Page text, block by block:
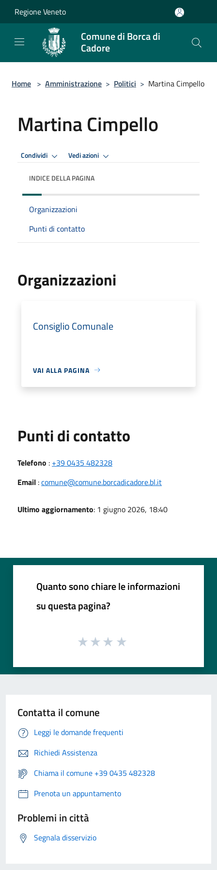
Regione Veneto
Comune di Borca di
Cadore
Home > Amministrazione > Politici > Martina Cimpello
Martina Cimpello
Condividi Vedi azioni
INDICE DELLA PAGINA
Organizzazioni
Punti di contatto
Organizzazioni
Consiglio Comunale
VAI ALLA PAGINA
Punti di contatto
Telefono : +39 0435 482328
Email :comune@comune.borcadicadore.bl.it
Ultimo aggiornamento: 1 giugno 2026, 18:40
Quanto sono chiare le informazioni
su questa pagina?
Contatta il comune
Leggi le domande frequenti
Richiedi Assistenza
Chiama il comune +39 0435 482328
Prenota un appuntamento
Problemi in città
Segnala disservizio